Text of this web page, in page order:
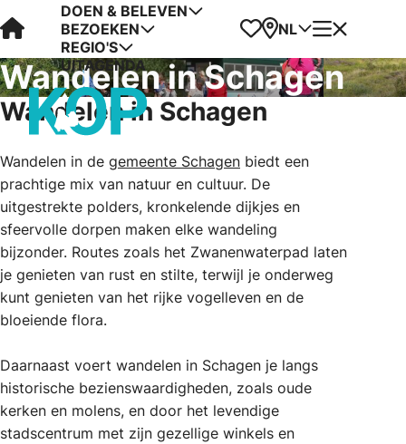
Visit Kop van Holland
DOEN & BELEVEN
BEZOEKEN
REGIO'S
UITAGENDA
Favorieten
Kaart
NL Menu
Wandelen in Schagen
Wandelen in Schagen
Wandelen in de gemeente Schagen biedt een
prachtige mix van natuur en cultuur. De
uitgestrekte polders, kronkelende dijkjes en
sfeervolle dorpen maken elke wandeling
bijzonder. Routes zoals het Zwanenwaterpad laten
je genieten van rust en stilte, terwijl je onderweg
kunt genieten van het rijke vogelleven en de
bloeiende flora.
Daarnaast voert wandelen in Schagen je langs
historische bezienswaardigheden, zoals oude
kerken en molens, en door het levendige
stadscentrum met zijn gezellige winkels en